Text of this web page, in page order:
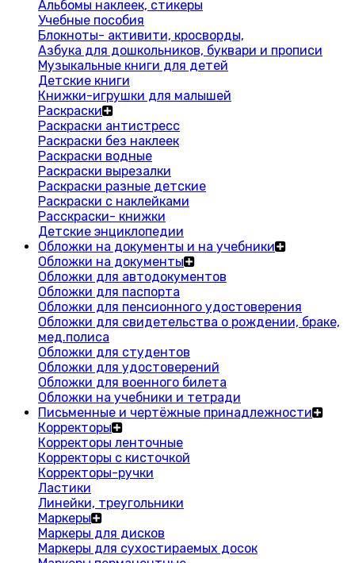
Альбомы наклеек, стикеры
Учебные пособия
Блокноты- активити, кросворды,
Азбука для дошкольников, буквари и прописи
Музыкальные книги для детей
Детские книги
Книжки-игрушки для малышей
Раскраски
Раскраски антистресс
Раскраски без наклеек
Раскраски водные
Раскраски вырезалки
Раскраски разные детские
Раскраски с наклейками
Расскраски- книжки
Детские энциклопедии
Обложки на документы и на учебники
Обложки на документы
Обложки для автодокументов
Обложки для паспорта
Обложки для пенсионного удостоверения
Обложки для свидетельства о рождении, браке,
мед.полиса
Обложки для студентов
Обложки для удостоверений
Обложки для военного билета
Обложки на учебники и тетради
Письменные и чертёжные принадлежности
Корректоры
Корректоры ленточные
Корректоры с кисточкой
Корректоры-ручки
Ластики
Линейки, треугольники
Маркеры
Маркеры для дисков
Маркеры для сухостираемых досок